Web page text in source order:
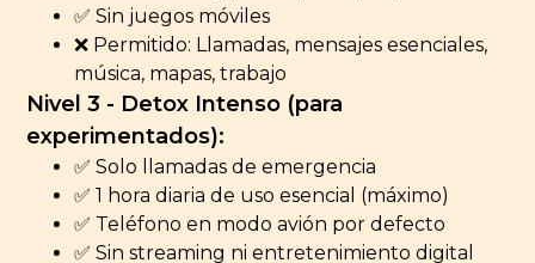
✅ Sin juegos móviles
❌ Permitido: Llamadas, mensajes esenciales,
música, mapas, trabajo
Nivel 3 - Detox Intenso (para
experimentados):
✅ Solo llamadas de emergencia
✅ 1 hora diaria de uso esencial (máximo)
✅ Teléfono en modo avión por defecto
✅ Sin streaming ni entretenimiento digital